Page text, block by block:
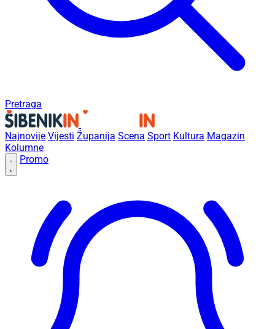
Pretraga
Najnovije Vijesti Županija Scena Sport Kultura Magazin
Kolumne
Promo